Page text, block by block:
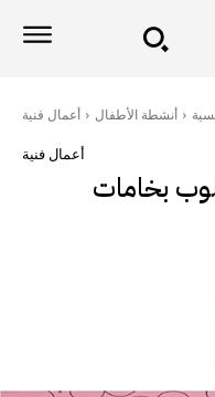
أنشطة الأطفال أعمال فنية
أعمال فنية
بخامات